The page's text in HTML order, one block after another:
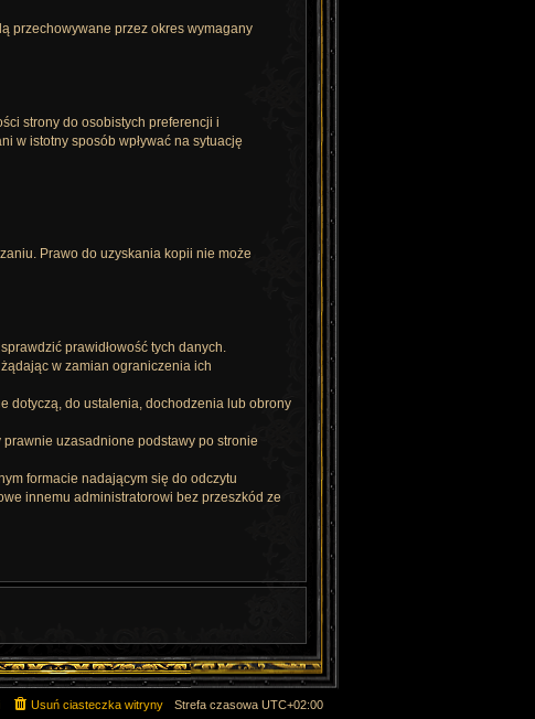
przechowywane przez okres wymagany
strony do osobistych preferencji i
w istotny sposób wpływać na sytuację
Prawo do uzyskania kopii nie może
prawidłowość tych danych.
w zamian ograniczenia ich
dotyczą, do ustalenia, dochodzenia lub obrony
uzasadnione podstawy po stronie
formacie nadającym się do odczytu
innemu administratorowi bez przeszkód ze
Strefa czasowa UTC+02:00
Usuń ciasteczka witryny